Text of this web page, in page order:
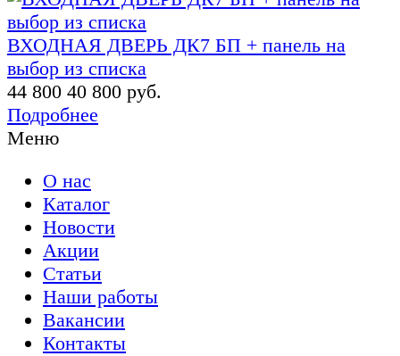
ВХОДНАЯ ДВЕРЬ ДК7 БП + панель на
выбор из списка
44 800 40 800 руб.
Подробнее
Меню
О нас
Каталог
Новости
Акции
Статьи
Наши работы
Вакансии
Контакты